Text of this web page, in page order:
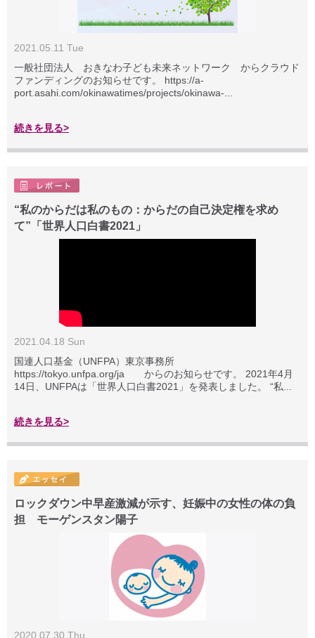
2021.05.11 Tue
一般社団法人 おきなわ子ども未来ネットワーク からクラウド
ファンディングのお知らせです。 https://a-
port.asahi.com/okinawatimes/projects/okinawa-...
続きを見る>
“私のからだは私のもの：からだの自己決定権を求め
て”「世界人口白書2021」
2021.04.18 Sun
国連人口基金（UNFPA）東京事務所
https://tokyo.unfpa.org/ja からのお知らせです。 2021年4月
14日、UNFPAは「世界人口白書2021」を発表しました。 “私...
続きを見る>
ロックダウン中早産激減が示す、妊娠中の女性の体の負
担 モーゲンスタン陽子
2020.07.30 Thu